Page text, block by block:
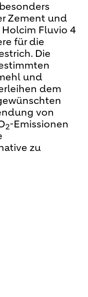
Zement und
Fluvio 4
für die
Die
und
dem
von
2-Emissionen
zu